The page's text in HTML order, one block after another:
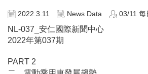
2022.3.11 News Data 03/11 每
NL-037_安仁國際新聞中心
2022年第037期
PART 2